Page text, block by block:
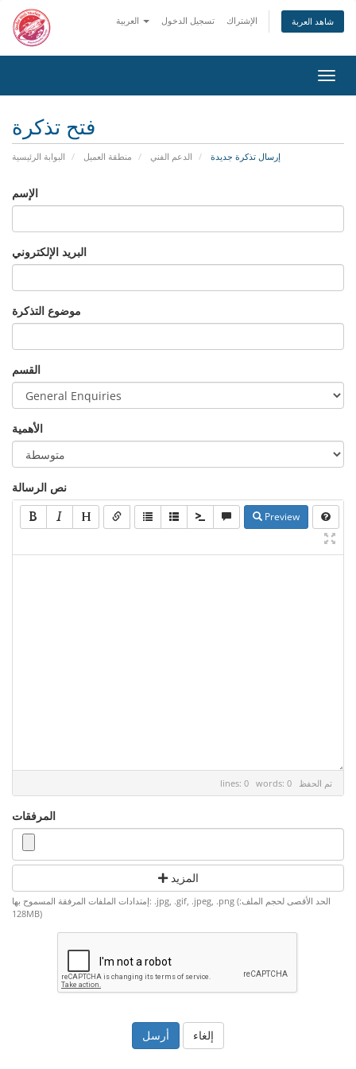
تسجيل الدخول الإشتراك شاهد العربة
تبديل
التنقل
فتح تذكرة
البوابة الرئيسية منطقة العميل الدعم الفني إرسال تذكرة جديدة
الإسم
البريد الإلكتروني
موضوع التذكرة
القسم
الأهمية
نص الرسالة
Preview
lines: 0 words: 0 تم الحفظ
المرفقات
المزيد
إمتدادات الملفات المرفقة المسموح بها: .jpg, .gif, .jpeg, .png (الحد الأقصى لحجم الملف:
128MB)
إلغاء